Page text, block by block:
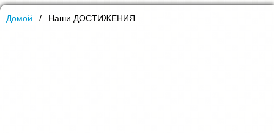
Домой Наши ДОСТИЖЕНИЯ